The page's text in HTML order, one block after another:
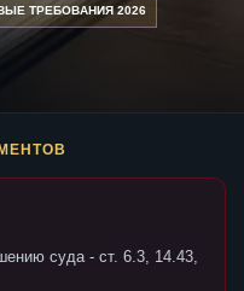
ТРЕБОВАНИЯ 2026
суда - ст. 6.3, 14.43,